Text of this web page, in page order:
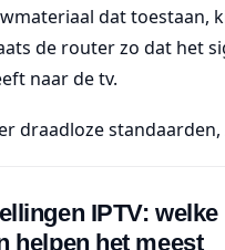
dat toestaan,
de router zo dat het
naar de tv.
draadloze standaarden,
IPTV: welke
helpen het meest